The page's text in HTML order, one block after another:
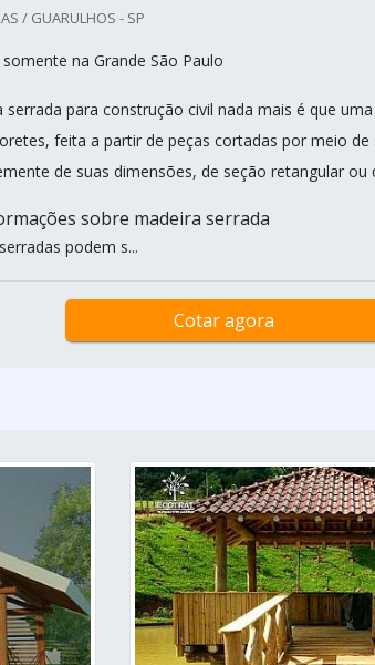
/ GUARULHOS - SP
na Grande São Paulo
serrada para construção civil nada mais é que
feita a partir de peças cortadas por meio de
de suas dimensões, de seção retangular ou
sobre madeira serrada
podem s...
Cotar agora